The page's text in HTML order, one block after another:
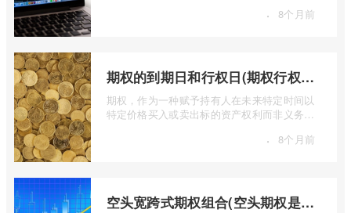
· 8个月前
期权的到期日和行权日(期权行权日到期虚值期权都将清零)
期权，作为一种赋予持有人在未来特定时间以
特定价格买入或卖出标的资产权利而非义务的
· 8个月前
空头宽跨式期权组合(空头期权是什么意思)